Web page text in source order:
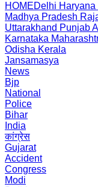
HOMEDelhi Haryana
Madhya Pradesh
Uttarakhand Punjab
Karnataka
Odisha Kerala
Jansamasya
News
Bjp
National
Police
Bihar
India
कांग्रेस
Gujarat
Accident
Congress
Modi